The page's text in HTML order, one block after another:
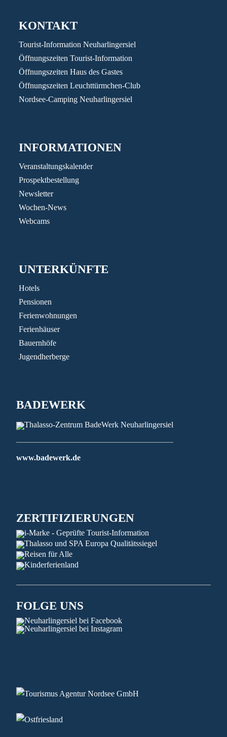
KONTAKT
Tourist-Information Neuharlingersiel
Öffnungszeiten Tourist-Information
Öffnungszeiten Haus des Gastes
Öffnungszeiten Leuchttürmchen-Club
Nordsee-Camping Neuharlingersiel
INFORMATIONEN
Veranstaltungskalender
Prospektbestellung
Newsletter
Wochen-News
Webcams
UNTERKÜNFTE
Hotels
Pensionen
Ferienwohnungen
Ferienhäuser
Bauernhöfe
Jugendherberge
BADEWERK
www.badewerk.de
ZERTIFIZIERUNGEN
FOLGE UNS